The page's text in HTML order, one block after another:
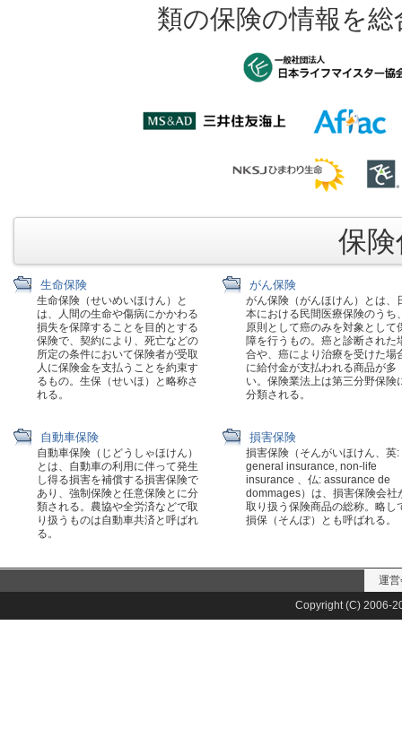
類の保険の情報を
保
生命保険
生命保険（せいめいほけん）と
は、人間の生命や傷病にかかわる
損失を保障することを目的とする
保険で、契約により、死亡などの
所定の条件において保険者が受取
人に保険金を支払うことを約束す
るもの。生保（せいほ）と略称さ
れる。
がん保険
がん保険（がんほけん）とは、
本における民間医療保険のうち
原則として癌のみを対象として
障を行うもの。癌と診断された
合や、癌により治療を受けた場
に給付金が支払われる商品が多
い。保険業法上は第三分野保険
分類される。
自動車保険
自動車保険（じどうしゃほけん）
とは、自動車の利用に伴って発生
し得る損害を補償する損害保険で
あり、強制保険と任意保険とに分
類される。農協や全労済などで取
り扱うものは自動車共済と呼ばれ
る。
損害保険
損害保険（そんがいほけん、英:
general insurance, non-life
insurance 、仏: assurance de
dommages）は、損害保険会社
取り扱う保険商品の総称。略し
損保（そんぽ）とも呼ばれる。
運
Copyright (C) 2006-